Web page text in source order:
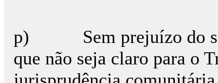
p) Sem prejuízo do
que não seja claro para o